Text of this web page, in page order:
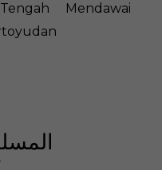
Mendawai